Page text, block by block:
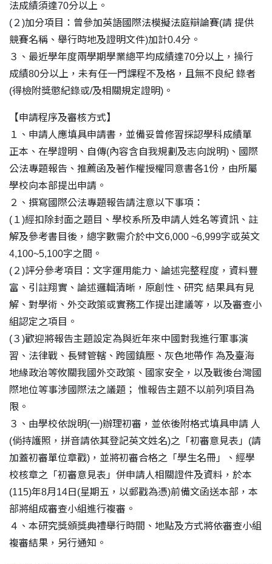
法成績須達70分以上。
(２)加分項目：曾參加英語國際法模擬法庭辯論賽(請 提供
競賽名稱、舉行時地及證明文件)加計0.4分。
３、最近學年度兩學期學業總平均成績達70分以上，操行
成績80分以上，未有任一門課程不及格，且無不良紀 錄者
(得檢附獎懲紀錄或/及相關規定證明)。
【申請程序及審核方式】
１、申請人應填具申請書，並備妥曾修習採認學科成績單
正本、在學證明、自傳(內容含自我規劃及志向說明)、國際
公法專題報告、推薦函及著作權授權同意書各1份，由所屬
學校向本部提出申請。
２、撰寫國際公法專題報告請注意以下事項：
(１)經扣除封面之題目、學校系所及申請人姓名等資訊、註
解及參考書目後，總字數需介於中文6,000 ~6,999字或英文
4,100~5,100字之間。
(２)評分參考項目：文字運用能力、論述完整程度，資料豐
富、引註翔實、論述邏輯清晰，原創性、研究 結果具有見
解、對學術、外交政策或實務工作提出建議等，以及審查小
組認定之項目。
(３)歡迎將報告主題設定為與近年來中國對我進行軍事演
習、法律戰、長臂管轄、跨國鎮壓、灰色地帶作 為及臺海
地緣政治等攸關我國外交政策、國家安全，以及戰後台灣國
際地位等事涉國際法之議題； 惟報告主題不以前列項目為
限。
３、由學校依說明(一)辦理初審，並依後附格式填具申請 人
(倘持護照，拼音請依其登記英文姓名)之「初審意見表」(請
加蓋初審單位章戳)，並將初審合格之「學生名冊」、經學
校核章之「初審意見表」併申請人相關證件及資料，於本
(115)年8月14日(星期五，以郵戳為憑)前備文函送本部，本
部將組成審查小組進行複審。
４、本研究獎頒獎典禮舉行時間、地點及方式將依審查小組
複審結果，另行通知。